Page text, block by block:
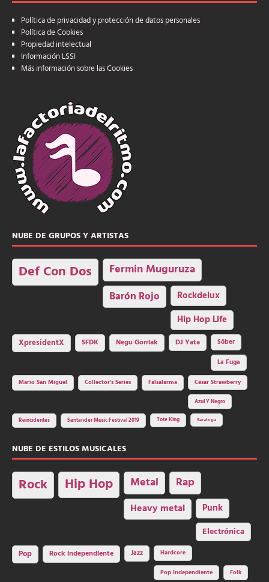
Política de privacidad y protección de datos personales
Política de Cookies
Propiedad intelectual
Información LSSI
Más información sobre las Cookies
NUBE DE GRUPOS Y ARTISTAS
Def Con Dos Fermin Muguruza
Barón Rojo Rockdelux
Hip Hop Life
XpresidentX SFDK Negu Gorriak DJ Yata
Sôber
La Fuga
Mario San Miguel
Collector's Series Falsalarma César Strawberry
Azul Y Negro
Reincidentes Santander Music Festival 2019 Tote King Saratoga
NUBE DE ESTILOS MUSICALES
Rock Hip Hop Metal Rap
Heavy metal Punk
Electrónica
Pop Rock independiente Jazz Hardcore
Pop Independiente Folk